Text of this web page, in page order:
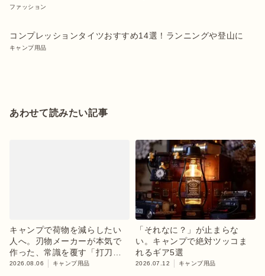
ファッション
コンプレッションタイツおすすめ14選！ランニングや登山に
キャンプ用品
あわせて読みたい記事
キャンプで荷物を減らしたい
人へ。刃物メーカーが本気で
作った、常識を覆す「打刀」
ペグ
2026.08.06 キャンプ用品
「それなに？」が止まらな
い。キャンプで絶対ツッコま
れるギア5選
2026.07.12 キャンプ用品